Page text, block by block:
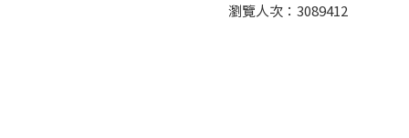
瀏覽人次： 3089412